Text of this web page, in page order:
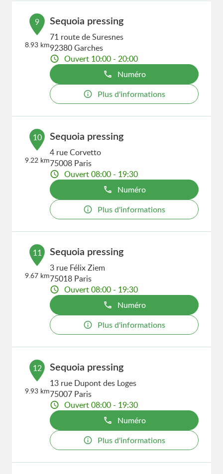
9
8.93 km
Sequoia pressing
71 route de Suresnes
92380 Garches
Ouvert 10:00 - 20:00
Numéro
Plus d'informations
10
9.22 km
Sequoia pressing
4 rue Corvetto
75008 Paris
Ouvert 08:00 - 19:30
Numéro
Plus d'informations
11
9.67 km
Sequoia pressing
3 rue Félix Ziem
75018 Paris
Ouvert 08:00 - 19:30
Numéro
Plus d'informations
12
9.93 km
Sequoia pressing
13 rue Dupont des Loges
75007 Paris
Ouvert 08:00 - 19:30
Numéro
Plus d'informations